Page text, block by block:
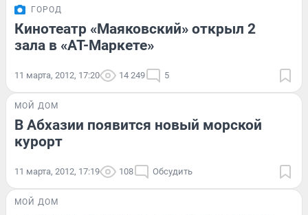
ГОРОД
Кинотеатр «Маяковский» открыл 2
зала в «АТ-Маркете»
11 марта, 2012, 17:20 14 249 5
МОЙ ДОМ
В Абхазии появится новый морской
курорт
11 марта, 2012, 17:19 108 Обсудить
МОЙ ДОМ